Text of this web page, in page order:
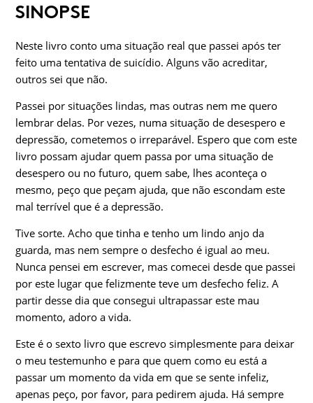
SINOPSE
Neste livro conto uma situação real que passei após ter
feito uma tentativa de suicídio. Alguns vão acreditar,
outros sei que não.
Passei por situações lindas, mas outras nem me quero
lembrar delas. Por vezes, numa situação de desespero e
depressão, cometemos o irreparável. Espero que com este
livro possam ajudar quem passa por uma situação de
desespero ou no futuro, quem sabe, lhes aconteça o
mesmo, peço que peçam ajuda, que não escondam este
mal terrível que é a depressão.
Tive sorte. Acho que tinha e tenho um lindo anjo da
guarda, mas nem sempre o desfecho é igual ao meu.
Nunca pensei em escrever, mas comecei desde que passei
por este lugar que felizmente teve um desfecho feliz. A
partir desse dia que consegui ultrapassar este mau
momento, adoro a vida.
Este é o sexto livro que escrevo simplesmente para deixar
o meu testemunho e para que quem como eu está a
passar um momento da vida em que se sente infeliz,
apenas peço, por favor, para pedirem ajuda. Há sempre